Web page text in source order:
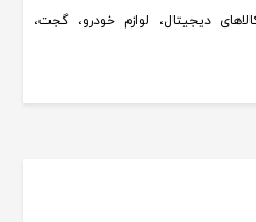
دیجیتال، لوازم خودرو، گجت،